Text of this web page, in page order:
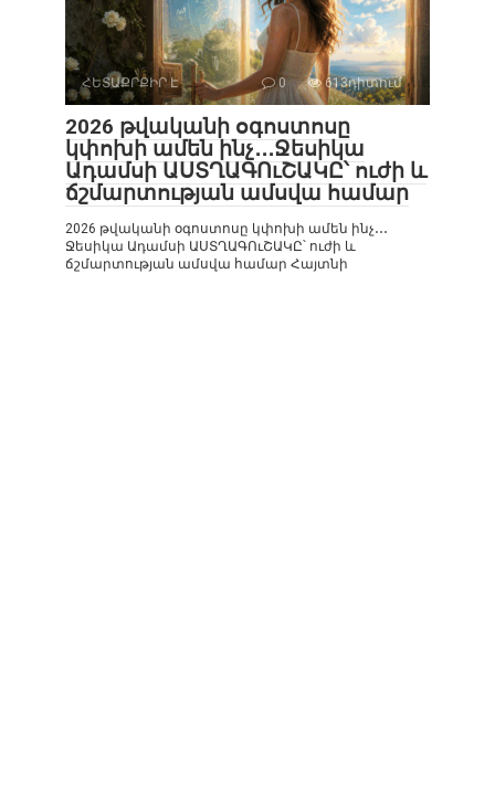
ՀԵՏԱՔՐՔԻՐ Է 0 613դիտում
2026 թվականի օգոստոսը
կփոխի ամեն ինչ․․․Ջեսիկա
Ադամսի ԱՍՏՂԱԳՈւՇԱԿԸ՝ ուժի և
ճշմարտության ամսվա համար
2026 թվականի օգոստոսը կփոխի ամեն ինչ․․․
Ջեսիկա Ադամսի ԱՍՏՂԱԳՈւՇԱԿԸ՝ ուժի և
ճշմարտության ամսվա համար Հայտնի